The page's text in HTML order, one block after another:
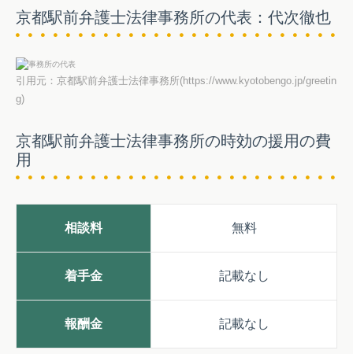
京都駅前弁護士法律事務所の代表：代次徹也
引用元：京都駅前弁護士法律事務所(https://www.kyotobengo.jp/greetin
g)
京都駅前弁護士法律事務所の時効の援用の費
用
相談料 無料
着手金 記載なし
報酬金 記載なし